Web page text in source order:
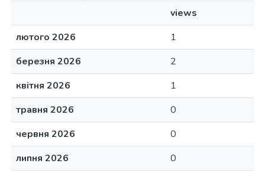
views
лютого 2026
1
березня 2026
2
квітня 2026
1
травня 2026
0
червня 2026
0
липня 2026
0